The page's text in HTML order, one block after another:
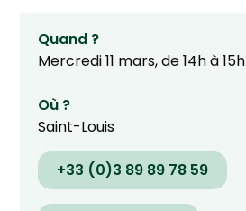
Quand ?
Mercredi 11 mars, de 14h à 15h
Où ?
Saint-Louis
+33 (0)3 89 89 78 59